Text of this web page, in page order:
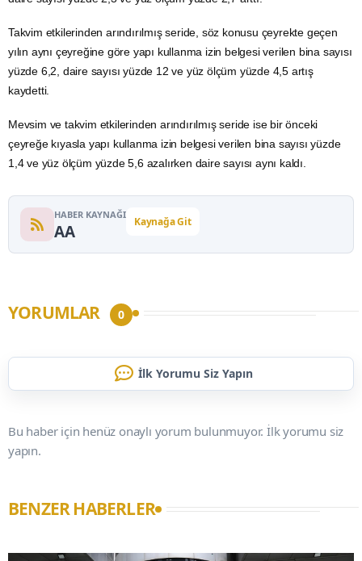
Takvim etkilerinden arındırılmış seride, söz konusu çeyrekte geçen
yılın aynı çeyreğine göre yapı kullanma izin belgesi verilen bina sayısı
yüzde 6,2, daire sayısı yüzde 12 ve yüz ölçüm yüzde 4,5 artış
kaydetti.
Mevsim ve takvim etkilerinden arındırılmış seride ise bir önceki
çeyreğe kıyasla yapı kullanma izin belgesi verilen bina sayısı yüzde
1,4 ve yüz ölçüm yüzde 5,6 azalırken daire sayısı aynı kaldı.
HABER KAYNAĞI
AA Kaynağa Git
YORUMLAR 0
İlk Yorumu Siz Yapın
Bu haber için henüz onaylı yorum bulunmuyor. İlk yorumu siz
yapın.
BENZER HABERLER